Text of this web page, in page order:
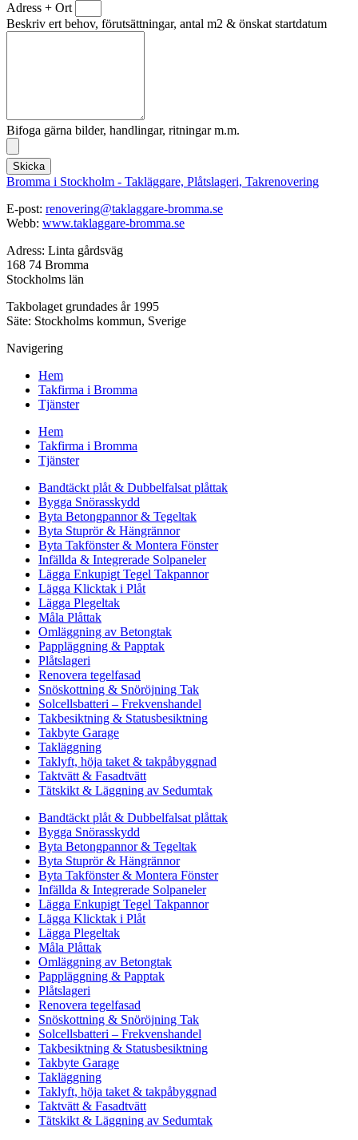
Adress + Ort
Beskriv ert behov, förutsättningar, antal m2 & önskat startdatum
Bifoga gärna bilder, handlingar, ritningar m.m.
Skicka
Bromma i Stockholm - Takläggare, Plåtslageri, Takrenovering
E-post: renovering@taklaggare-bromma.se
Webb: www.taklaggare-bromma.se
Adress: Linta gårdsväg
168 74 Bromma
Stockholms län
Takbolaget grundades år 1995
Säte: Stockholms kommun, Sverige
Navigering
Hem
Takfirma i Bromma
Tjänster
Hem
Takfirma i Bromma
Tjänster
Bandtäckt plåt & Dubbelfalsat plåttak
Bygga Snörasskydd
Byta Betongpannor & Tegeltak
Byta Stuprör & Hängrännor
Byta Takfönster & Montera Fönster
Infällda & Integrerade Solpaneler
Lägga Enkupigt Tegel Takpannor
Lägga Klicktak i Plåt
Lägga Plegeltak
Måla Plåttak
Omläggning av Betongtak
Pappläggning & Papptak
Plåtslageri
Renovera tegelfasad
Snöskottning & Snöröjning Tak
Solcellsbatteri – Frekvenshandel
Takbesiktning & Statusbesiktning
Takbyte Garage
Takläggning
Taklyft, höja taket & takpåbyggnad
Taktvätt & Fasadtvätt
Tätskikt & Läggning av Sedumtak
Bandtäckt plåt & Dubbelfalsat plåttak
Bygga Snörasskydd
Byta Betongpannor & Tegeltak
Byta Stuprör & Hängrännor
Byta Takfönster & Montera Fönster
Infällda & Integrerade Solpaneler
Lägga Enkupigt Tegel Takpannor
Lägga Klicktak i Plåt
Lägga Plegeltak
Måla Plåttak
Omläggning av Betongtak
Pappläggning & Papptak
Plåtslageri
Renovera tegelfasad
Snöskottning & Snöröjning Tak
Solcellsbatteri – Frekvenshandel
Takbesiktning & Statusbesiktning
Takbyte Garage
Takläggning
Taklyft, höja taket & takpåbyggnad
Taktvätt & Fasadtvätt
Tätskikt & Läggning av Sedumtak